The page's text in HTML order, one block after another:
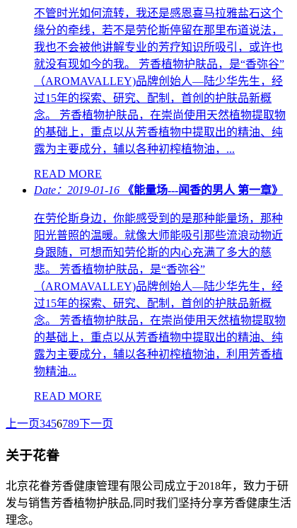
不管时光如何流转，我还是感恩喜马拉雅盐石这个
缘分的牵线，若不是劳伦斯停留在那里布道说法，
我也不会被他讲解专业的芳疗知识所吸引，或许也
就没有现如今的我。 芳香植物护肤品，是“香弥谷”
（AROMAVALLEY)品牌创始人—陆少华先生，经
过15年的探索、研究、配制，首创的护肤品新概
念。 芳香植物护肤品，在崇尚使用天然植物提取物
的基础上，重点以从芳香植物中提取出的精油、纯
露为主要成分，辅以各种初榨植物油，...
READ MORE
Date：2019-01-16
《能量场---闻香的男人 第一章》
在劳伦斯身边，你能感受到的是那种能量场，那种
阳光普照的温暖。就像大师能吸引那些流浪动物近
身跟随，可想而知劳伦斯的内心充满了多大的慈
悲。 芳香植物护肤品，是“香弥谷”
（AROMAVALLEY)品牌创始人—陆少华先生，经
过15年的探索、研究、配制，首创的护肤品新概
念。 芳香植物护肤品，在崇尚使用天然植物提取物
的基础上，重点以从芳香植物中提取出的精油、纯
露为主要成分，辅以各种初榨植物油，利用芳香植
物精油...
READ MORE
上一页3456789下一页
关于花眷
北京花眷芳香健康管理有限公司成立于2018年，致力于研
发与销售芳香植物护肤品,同时我们坚持分享芳香健康生活
理念。